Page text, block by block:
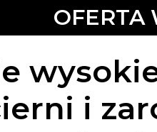
OFERTA
i